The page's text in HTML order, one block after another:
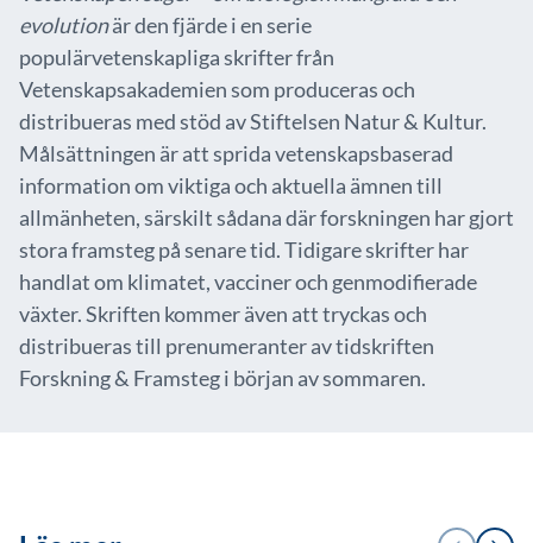
evolutionär den fjärde i en serie
populärvetenskapliga skrifter från
Vetenskapsakademien som produceras och
distribueras med stöd av Stiftelsen Natur & Kultur.
Målsättningen är att sprida vetenskapsbaserad
information om viktiga och aktuella ämnen till
allmänheten, särskilt sådana där forskningen har gjort
stora framsteg på senare tid. Tidigare skrifter har
handlat om klimatet, vacciner och genmodifierade
växter. Skriften kommer även att tryckas och
distribueras till prenumeranter av tidskriften
Forskning & Framsteg i början av sommaren.
1